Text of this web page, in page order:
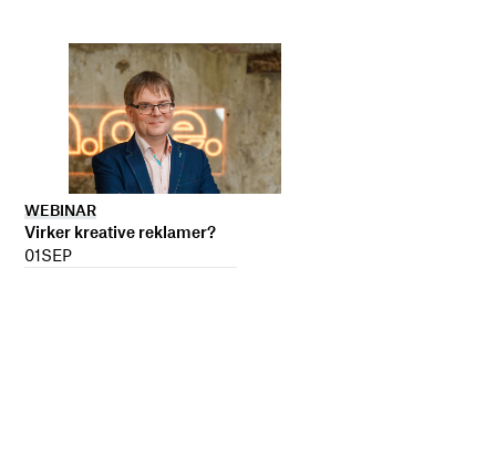
WEBINAR
Virker kreative reklamer?
01SEP